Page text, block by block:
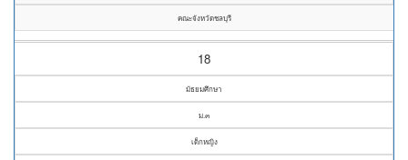
คณะจังหวัดชลบุรี
18
มัธยมศึกษา
ม.๓
เด็กหญิง